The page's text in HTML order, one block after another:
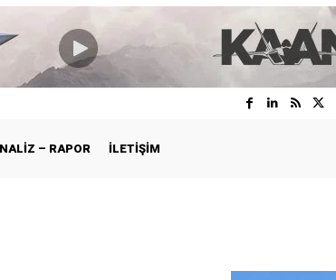
– RAPOR İLETIŞIM